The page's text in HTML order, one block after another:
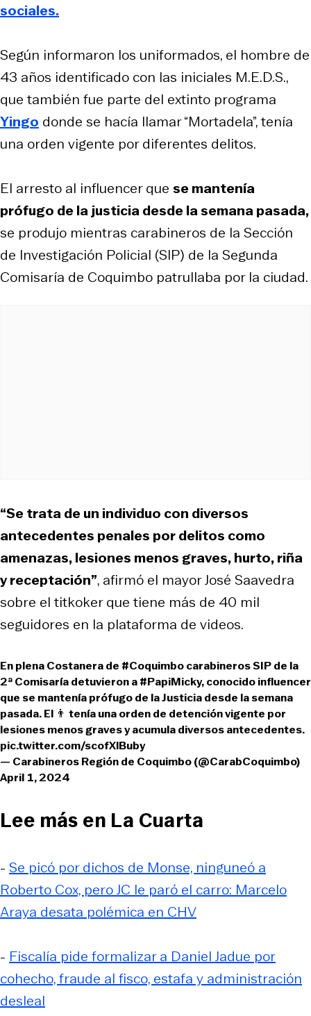
sociales.
Según informaron los uniformados, el hombre de
43 años identificado con las iniciales M.E.D.S.,
que también fue parte del extinto programa
Yingo donde se hacía llamar “Mortadela”, tenía
una orden vigente por diferentes delitos.
El arresto al influencer que se mantenía
prófugo de la justicia desde la semana pasada,
se produjo mientras carabineros de la Sección
de Investigación Policial (SIP) de la Segunda
Comisaría de Coquimbo patrullaba por la ciudad.
“Se trata de un individuo con diversos
antecedentes penales por delitos como
amenazas, lesiones menos graves, hurto, riña
y receptación”, afirmó el mayor José Saavedra
sobre el titkoker que tiene más de 40 mil
seguidores en la plataforma de videos.
En plena Costanera de #Coquimbocarabineros SIP de la
2ª Comisaría detuvieron a#PapiMicky, conocido influencer
que se mantenía prófugo de la Justicia desde la semana
pasada. El 👨 tenía una orden de detención vigente por
lesiones menos graves y acumula diversos antecedentes.
pic.twitter.com/scofXlBuby
— Carabineros Región de Coquimbo (@CarabCoquimbo)
April 1, 2024
Lee más en La Cuarta
- Se picó por dichos de Monse, ninguneó a
Roberto Cox, pero JC le paró el carro: Marcelo
Araya desata polémica en CHV
- Fiscalía pide formalizar a Daniel Jadue por
cohecho, fraude al fisco, estafa y administración
desleal